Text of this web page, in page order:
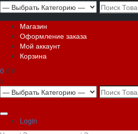
Search
for:
Основное
меню
Магазин
Оформление заказа
Мой аккаунт
Корзина
0 0 ₽
x
Search
for:
Login